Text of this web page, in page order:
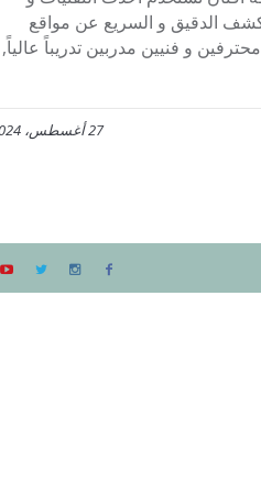
الدقيق و السريع عن مواقع
و فنيين مدربين تدريباً عالياً,
27 أغسطس، 2024